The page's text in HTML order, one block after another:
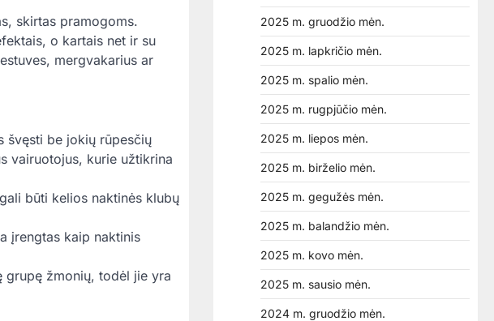
skirtas pramogoms.
o kartais net ir su
mergvakarius ar
švęsti be jokių rūpesčių
vairuotojus, kurie užtikrina
būti kelios naktinės klubų
įrengtas kaip naktinis
grupę žmonių, todėl jie yra
2025 m. gruodžio mėn.
2025 m. lapkričio mėn.
2025 m. spalio mėn.
2025 m. rugpjūčio mėn.
2025 m. liepos mėn.
2025 m. birželio mėn.
2025 m. gegužės mėn.
2025 m. balandžio mėn.
2025 m. kovo mėn.
2025 m. sausio mėn.
2024 m. gruodžio mėn.